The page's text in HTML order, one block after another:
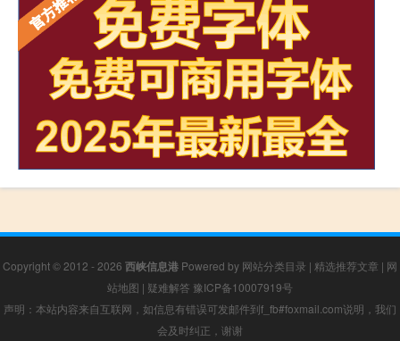
Copyright © 2012 - 2026 西峡信息港 Powered by 网站分类目录 | 精选推荐文章 | 网
站地图 | 疑难解答 豫ICP备10007919号
声明：本站内容来自互联网，如信息有错误可发邮件到f_fb#foxmail.com说明，我们
会及时纠正，谢谢